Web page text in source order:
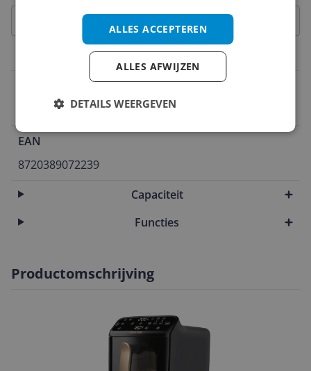
Technisch
2.750 W
EAN
8720389072239
Capaciteit
Functies
Productomschrijving
ALLES ACCEPTEREN
ALLES AFWIJZEN
DETAILS WEERGEVEN